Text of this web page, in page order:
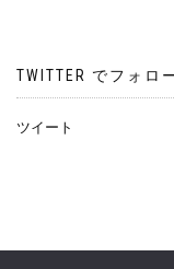
TWITTER でフォロ
ツイート